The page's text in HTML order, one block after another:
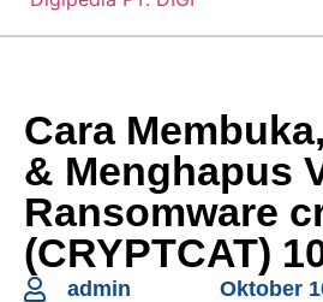
Cara
& Menghapus
Ransomware
(CRYPTCAT)
admin Oktober